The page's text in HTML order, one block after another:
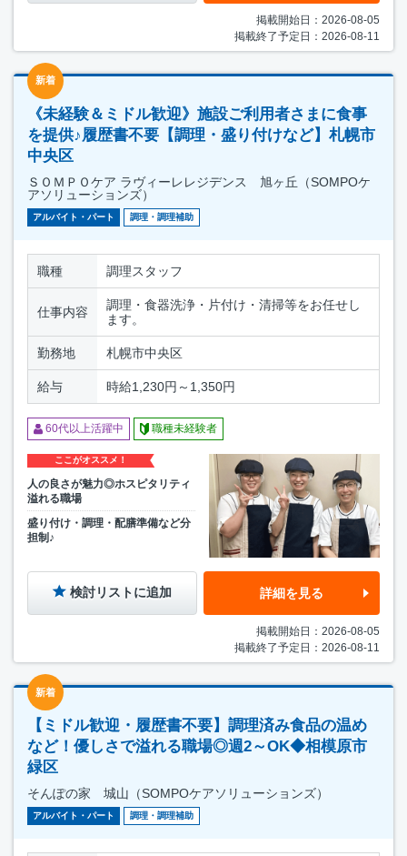
掲載開始日：2026-08-05
掲載終了予定日：2026-08-11
新着
《未経験＆ミドル歓迎》施設ご利用者さまに食事
を提供♪履歴書不要【調理・盛り付けなど】札幌市
中央区
ＳＯＭＰＯケア ラヴィーレレジデンス 旭ヶ丘（SOMPOケ
アソリューションズ）
アルバイト・パート 調理・調理補助
職種 調理スタッフ
仕事内容
調理・食器洗浄・片付け・清掃等をお任せし
ます。
勤務地 札幌市中央区
給与 時給1,230円～1,350円
60代以上活躍中 職種未経験者
ここがオススメ！
人の良さが魅力◎ホスピタリティ
溢れる職場
盛り付け・調理・配膳準備など分
担制♪
検討リストに追加 詳細を見る
掲載開始日：2026-08-05
掲載終了予定日：2026-08-11
新着
【ミドル歓迎・履歴書不要】調理済み食品の温め
など！優しさで溢れる職場◎週2～OK◆相模原市
緑区
そんぽの家 城山（SOMPOケアソリューションズ）
アルバイト・パート 調理・調理補助